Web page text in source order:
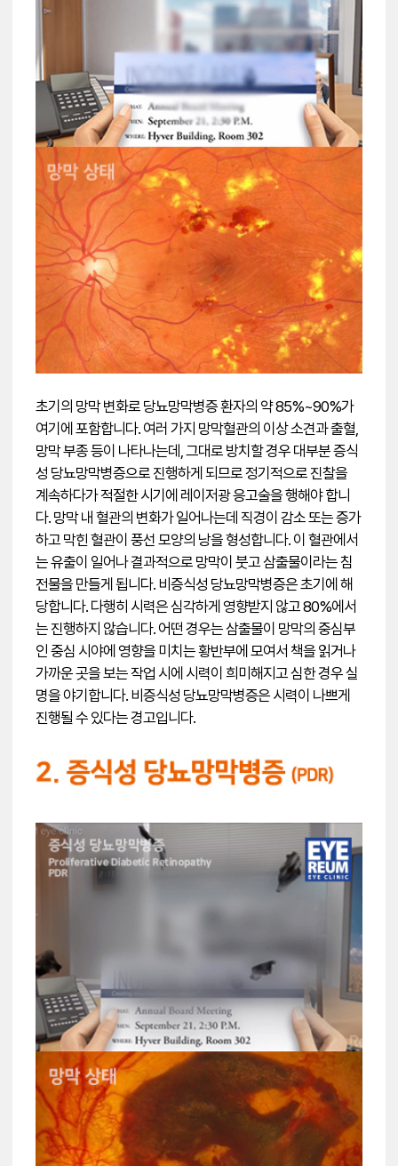
초기의 망막 변화로 당뇨망막병증 환자의 약 85%~90%가
여기에 포함합니다. 여러 가지 망막혈관의 이상 소견과 출혈,
망막 부종 등이 나타나는데, 그대로 방치할 경우 대부분 증식
성 당뇨망막병증으로 진행하게 되므로 정기적으로 진찰을
계속하다가 적절한 시기에 레이저광 응고술을 행해야 합니
다. 망막 내 혈관의 변화가 일어나는데 직경이 감소 또는 증가
하고 막힌 혈관이 풍선 모양의 낭을 형성합니다. 이 혈관에서
는 유출이 일어나 결과적으로 망막이 붓고 삼출물이라는 침
전물을 만들게 됩니다. 비증식성 당뇨망막병증은 초기에 해
당합니다. 다행히 시력은 심각하게 영향받지 않고 80%에서
는 진행하지 않습니다. 어떤 경우는 삼출물이 망막의 중심부
인 중심 시야에 영향을 미치는 황반부에 모여서 책을 읽거나
가까운 곳을 보는 작업 시에 시력이 희미해지고 심한 경우 실
명을 야기합니다. 비증식성 당뇨망막병증은 시력이 나쁘게
진행될 수 있다는 경고입니다.